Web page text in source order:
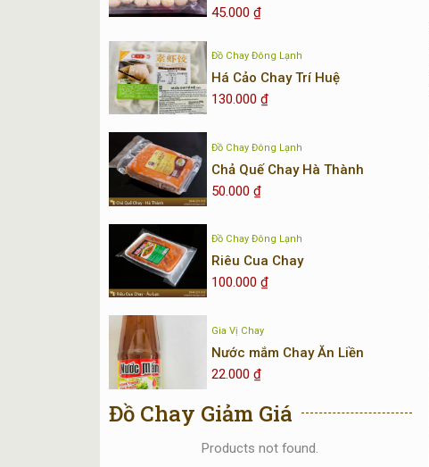
45.000 ₫
Đồ Chay Đông Lạnh
Há Cảo Chay Trí Huệ
130.000 ₫
Đồ Chay Đông Lạnh
Chả Quế Chay Hà Thành
50.000 ₫
Đồ Chay Đông Lạnh
Riêu Cua Chay
100.000 ₫
Gia Vị Chay
Nước mắm Chay Ăn Liền
22.000 ₫
Đồ Chay Giảm Giá
Products not found.